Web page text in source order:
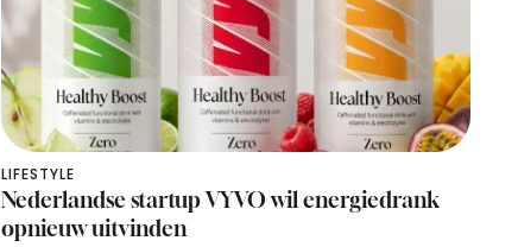
LIFESTYLE
Nederlandse startup VYVO wil energiedrank
opnieuw uitvinden